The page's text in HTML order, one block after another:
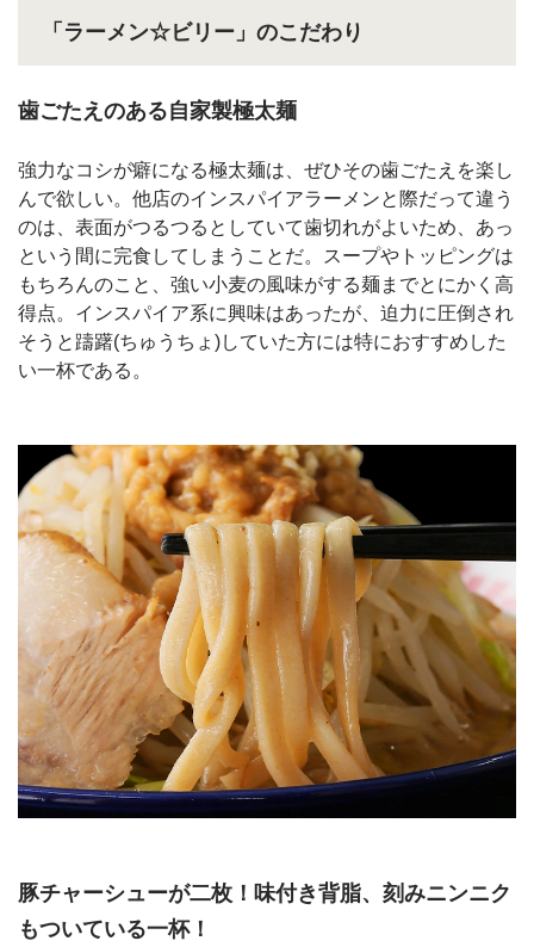
「ラーメン☆ビリー」のこだわり
歯ごたえのある自家製極太麺
強力なコシが癖になる極太麺は、ぜひその歯ごたえを楽し
んで欲しい。他店のインスパイアラーメンと際だって違う
のは、表面がつるつるとしていて歯切れがよいため、あっ
という間に完食してしまうことだ。スープやトッピングは
もちろんのこと、強い小麦の風味がする麺までとにかく高
得点。インスパイア系に興味はあったが、迫力に圧倒され
そうと躊躇(ちゅうちょ)していた方には特におすすめした
い一杯である。
豚チャーシューが二枚！味付き背脂、刻みニンニク
もついている一杯！